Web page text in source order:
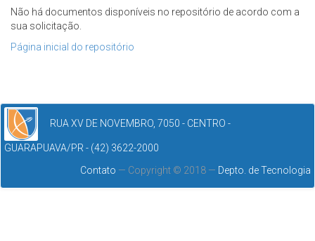
Não há documentos disponíveis no repositório de acordo com a
sua solicitação.
Página inicial do repositório
RUA XV DE NOVEMBRO, 7050 - CENTRO -
GUARAPUAVA/PR - (42) 3622-2000
Contato — Copyright © 2018 — Depto. de Tecnologia